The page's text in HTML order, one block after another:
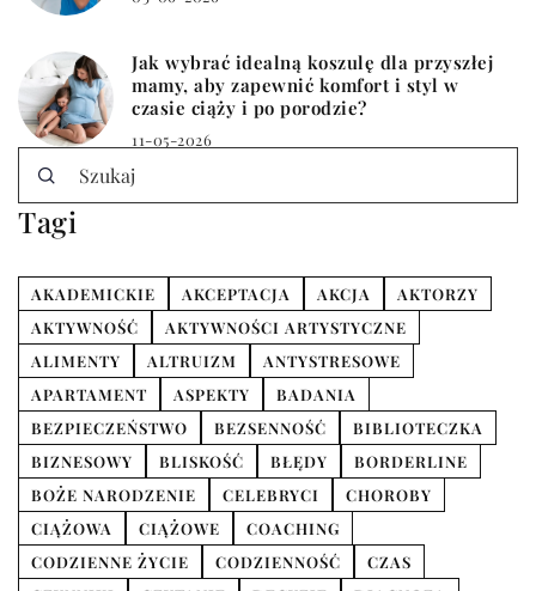
Jak wybrać idealną koszulę dla przyszłej
mamy, aby zapewnić komfort i styl w
czasie ciąży i po porodzie?
11-05-2026
Tagi
AKADEMICKIE AKCEPTACJA AKCJA
AKTORZY
AKTYWNOŚĆ
AKTYWNOŚCI ARTYSTYCZNE
ALIMENTY
ALTRUIZM
ANTYSTRESOWE
APARTAMENT
ASPEKTY
BADANIA
BEZPIECZEŃSTWO
BEZSENNOŚĆ
BIBLIOTECZKA
BIZNESOWY
BLISKOŚĆ BŁĘDY
BORDERLINE
BOŻE NARODZENIE
CELEBRYCI
CHOROBY
CIĄŻOWA
CIĄŻOWE
COACHING
CODZIENNE ŻYCIE
CODZIENNOŚĆ
CZAS